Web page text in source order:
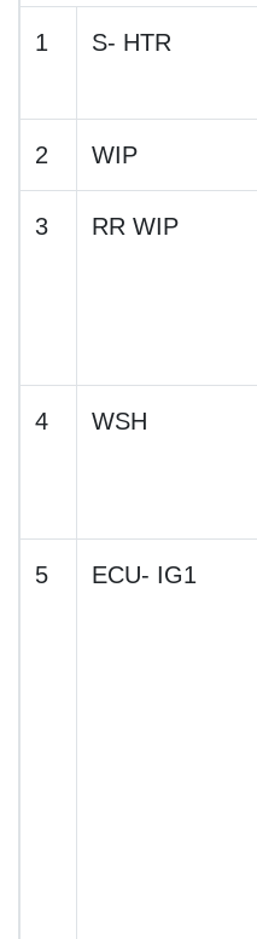
1 S- HTR
2 WIP
3 RR WIP
4 WSH
5 ECU- IG1